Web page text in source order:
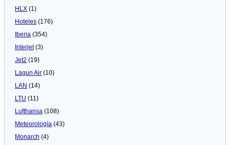
HLX (1)
Hoteles (176)
Iberia (354)
Interjet(3)
Jet2 (19)
Lagun Air (10)
LAN (14)
LTU (11)
Lufthansa (108)
Meteorologí­a (43)
Monarch (4)